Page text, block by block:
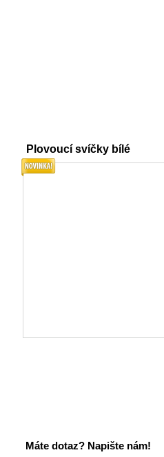
Plovoucí svíčky bílé
Máte dotaz? Napište nám!